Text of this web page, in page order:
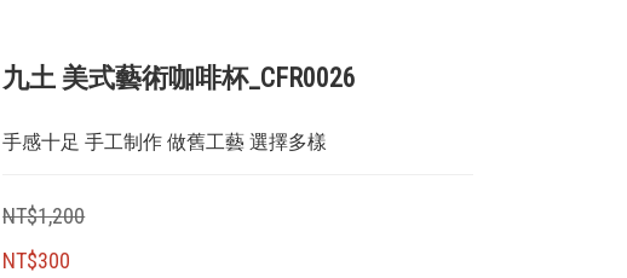
九土 美式藝術咖啡杯_CFR0026
手感十足 手工制作 做舊工藝 選擇多樣
NT$1,200
NT$300